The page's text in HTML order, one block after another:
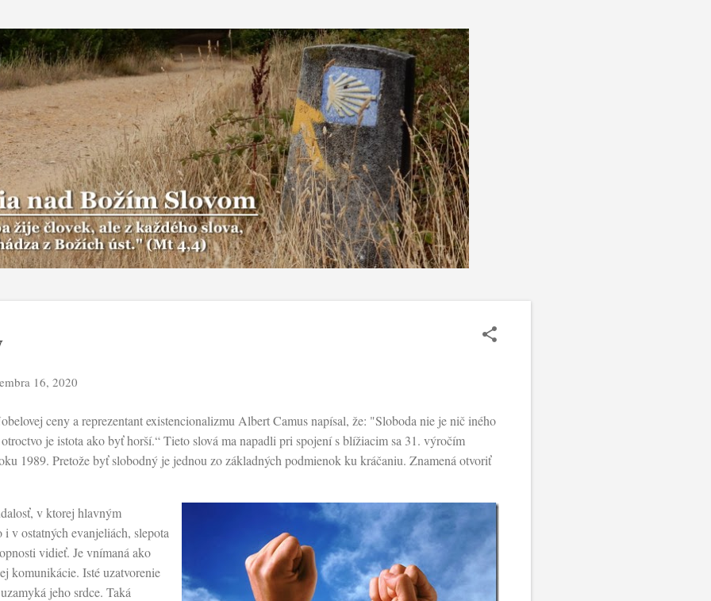
16, 2020
ceny a reprezentant existencionalizmu Albert Camus napísal, že: "Sloboda nie je nič iného
je istota ako byť horší.“ Tieto slová ma napadli pri spojení s blížiacim sa 31. výročím
1989. Pretože byť slobodný je jednou zo základných podmienok ku kráčaniu. Znamená otvoriť
v ktorej hlavným
v ostatných evanjeliách, slepota
vidieť. Je vnímaná ako
komunikácie. Isté uzatvorenie
jeho srdce. Taká